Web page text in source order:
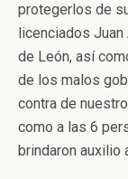
protegerlos de
licenciados
de León, así
de los malos
contra de
como a las 6
brindaron auxilio